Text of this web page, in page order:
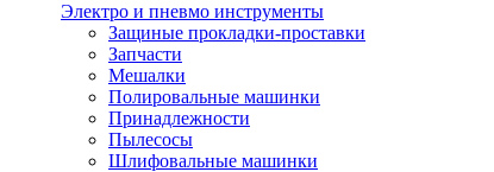
Электро и пневмо инструменты
Защиные прокладки-проставки
Запчасти
Мешалки
Полировальные машинки
Принадлежности
Пылесосы
Шлифовальные машинки